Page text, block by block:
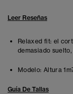
Leer Reseñas
Relaxed fit: el
demasiado
Modelo: Altura
Guía De Tallas